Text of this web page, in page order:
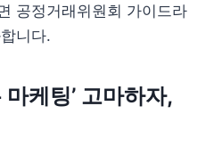
공정거래위원회 가이드라
니다.
케팅’ 고마하자,